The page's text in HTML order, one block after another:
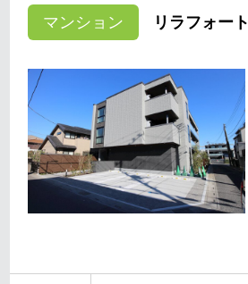
マンション リラフォート